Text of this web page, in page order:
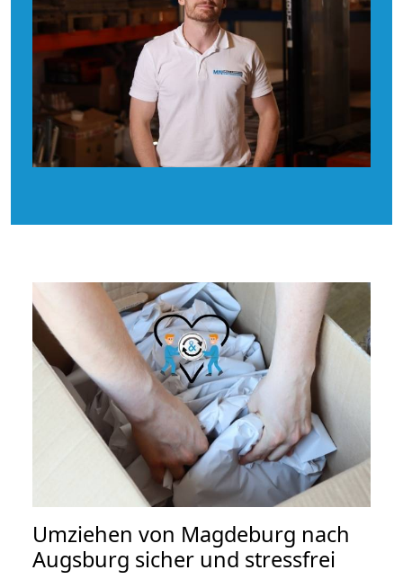
Umziehen von Magdeburg nach
Augsburg sicher und stressfrei